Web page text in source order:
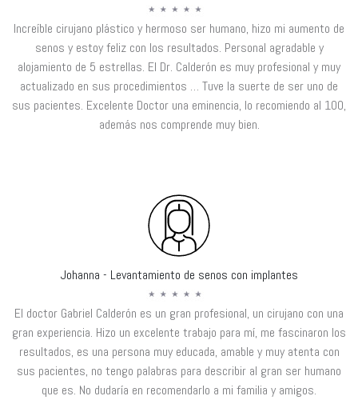
Increíble cirujano plástico y hermoso ser humano, hizo mi aumento de
senos y estoy feliz con los resultados. Personal agradable y
alojamiento de 5 estrellas. El Dr. Calderón es muy profesional y muy
actualizado en sus procedimientos … Tuve la suerte de ser uno de
sus pacientes. Excelente Doctor una eminencia, lo recomiendo al 100,
además nos comprende muy bien.
Johanna - Levantamiento de senos con implantes
El doctor Gabriel Calderón es un gran profesional, un cirujano con una
gran experiencia. Hizo un excelente trabajo para mí, me fascinaron los
resultados, es una persona muy educada, amable y muy atenta con
sus pacientes, no tengo palabras para describir al gran ser humano
que es. No dudaría en recomendarlo a mi familia y amigos.